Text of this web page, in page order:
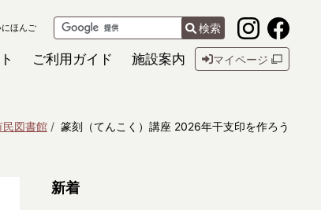
ほんご 検索
ご利用ガイド 施設案内 マイページ
民図書館 篆刻（てんこく）講座 2026年干支印を作ろう
新着